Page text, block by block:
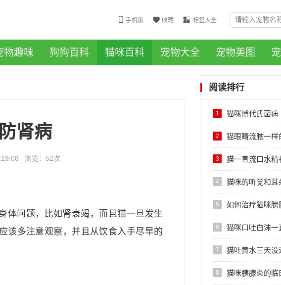
手机版 收藏 标签大全
物趣味 狗狗百科 猫咪百科 宠物大全 宠物美图
肾病
浏览： 52次
体问题，比如肾衰竭，而且猫一旦发生
该多注意观察，并且从饮食入手尽早的
阅读排行
1 猫咪博代氏菌
氏杆菌）的感染
2 猫眼睛流脓一样
药？
3 猫一直流口水精
4 猫咪的听觉和耳
5 如何治疗猫咪膀
6 猫咪口吐白沫一
事？
7 猫吐黄水三天没
8 猫咪胰腺炎的临